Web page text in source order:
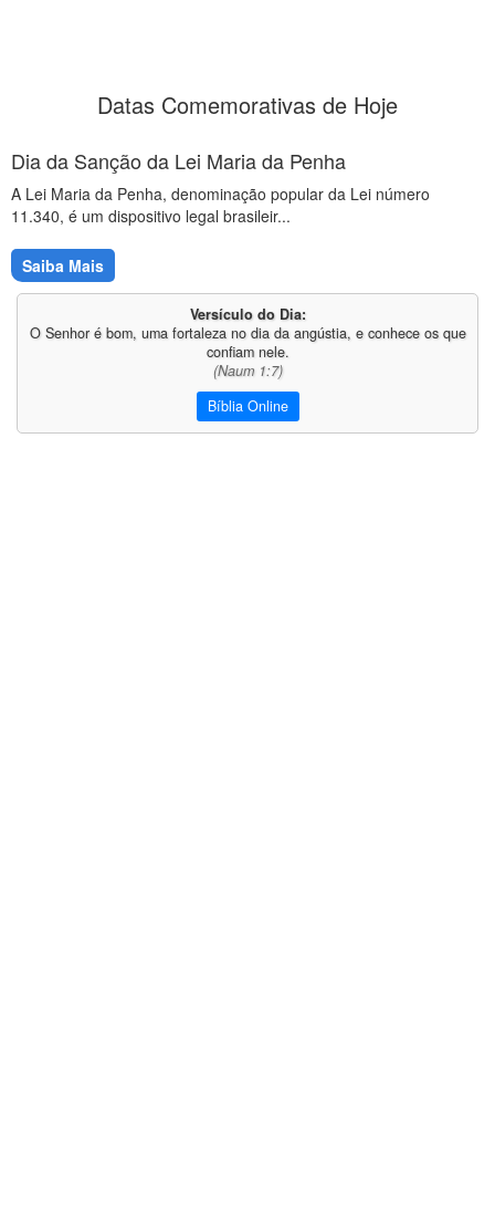
Datas Comemorativas de Hoje
Dia da Sanção da Lei Maria da Penha
A Lei Maria da Penha, denominação popular da Lei número
11.340, é um dispositivo legal brasileir...
Saiba Mais
Versículo do Dia:
O Senhor é bom, uma fortaleza no dia da angústia, e conhece os que
confiam nele.
(Naum 1:7)
Bíblia Online